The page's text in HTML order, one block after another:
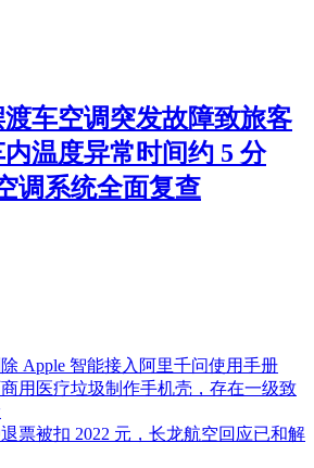
车空调突发故障致旅客
温度异常时间约 5 分
调系统全面复查
Apple 智能接入阿里千问使用手册
用医疗垃圾制作手机壳，存在一级致
票被扣 2022 元，长龙航空回应已和解